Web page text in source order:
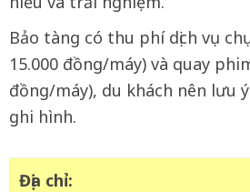
Bảo tàng có thu phí dịch vụ
15.000 đồng/máy) và quay
đồng/máy), du khách nên lưu
ghi hình.
Địa chỉ: